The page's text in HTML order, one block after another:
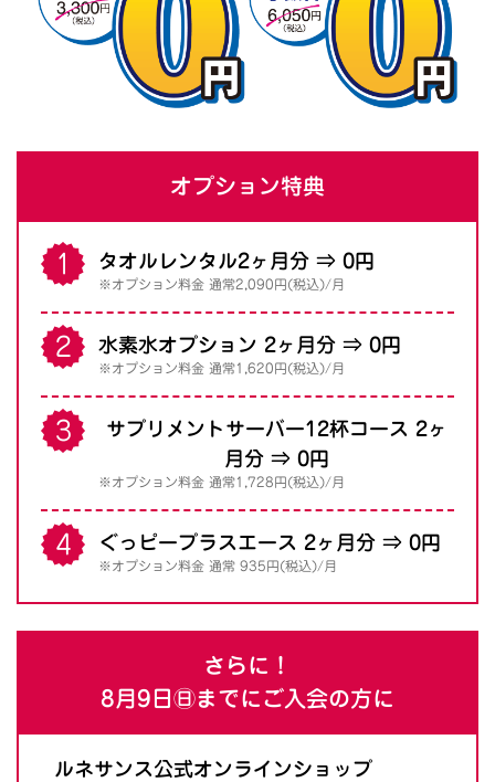
オプション特典
タオルレンタル2ヶ月分 ⇒ 0円
※オプション料金 通常2,090円(税込)/月
水素水オプション 2ヶ月分 ⇒ 0円
※オプション料金 通常1,620円(税込)/月
サプリメントサーバー12杯コース 2ヶ
月分 ⇒ 0円
※オプション料金 通常1,728円(税込)/月
ぐっピープラスエース 2ヶ月分 ⇒ 0円
※オプション料金 通常 935円(税込)/月
さらに！
8月9日㊐までにご入会の方に
ルネサンス公式オンラインショップ